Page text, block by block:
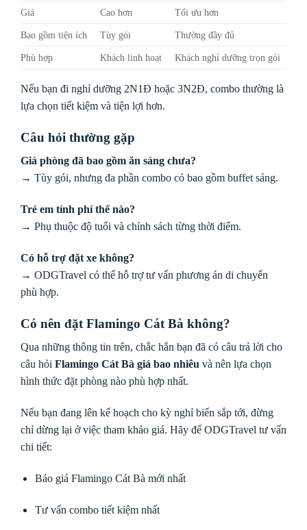
Giá
Cao hơn Tối ưu hơn
Bao gồm tiện ích Tùy gói Thường đầy đủ
Phù hợp Khách linh hoạt Khách nghỉ dưỡng trọn gói
Nếu bạn đi nghỉ dưỡng 2N1Đ hoặc 3N2Đ, combo thường là
lựa chọn tiết kiệm và tiện lợi hơn.
Câu hỏi thường gặp
Giá phòng đã bao gồm ăn sáng chưa?
→ Tùy gói, nhưng đa phần combo có bao gồm buffet sáng.
Trẻ em tính phí thế nào?
→ Phụ thuộc độ tuổi và chính sách từng thời điểm.
Có hỗ trợ đặt xe không?
→ ODGTravel có thể hỗ trợ tư vấn phương án di chuyển
phù hợp.
Có nên đặt Flamingo Cát Bà không?
Qua những thông tin trên, chắc hẳn bạn đã có câu trả lời cho
câu hỏi Flamingo Cát Bà giá bao nhiêu và nên lựa chọn
hình thức đặt phòng nào phù hợp nhất.
Nếu bạn đang lên kế hoạch cho kỳ nghỉ biển sắp tới, đừng
chỉ dừng lại ở việc tham khảo giá. Hãy để ODGTravel tư vấn
chi tiết:
Báo giá Flamingo Cát Bà mới nhất
Tư vấn combo tiết kiệm nhất